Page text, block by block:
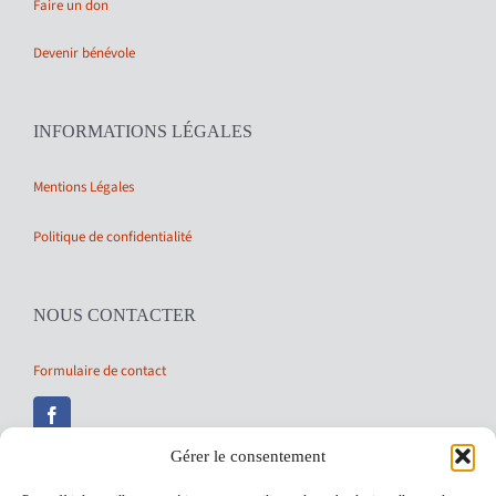
Gérer le consentement
Faire un don
Devenir bénévole
INFORMATIONS LÉGALES
Mentions Légales
Politique de confidentialité
NOUS CONTACTER
Formulaire de contact